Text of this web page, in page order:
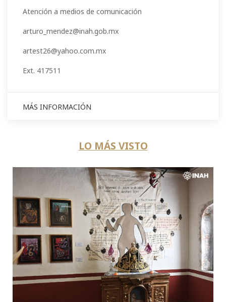
Atención a medios de comunicación
arturo_mendez@inah.gob.mx
artest26@yahoo.com.mx
Ext. 417511
MÁS INFORMACIÓN
LO MÁS VISTO